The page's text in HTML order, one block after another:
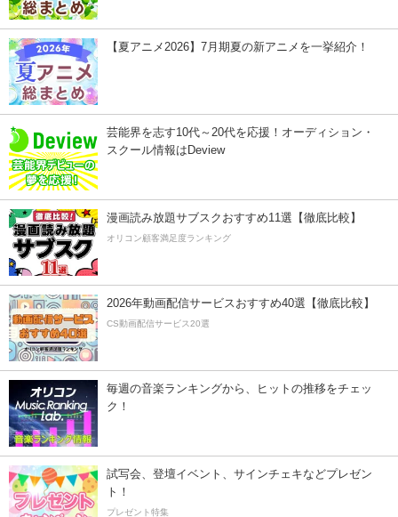
【夏アニメ2026】7月期夏の新アニメを一挙紹介！
芸能界を志す10代～20代を応援！オーディション・
スクール情報はDeview
漫画読み放題サブスクおすすめ11選【徹底比較】
オリコン顧客満足度ランキング
2026年動画配信サービスおすすめ40選【徹底比較】
CS動画配信サービス20選
毎週の音楽ランキングから、ヒットの推移をチェッ
ク！
試写会、登壇イベント、サインチェキなどプレゼン
ト！
プレゼント特集